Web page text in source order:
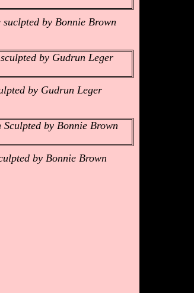
by Bonnie Brown
by Gudrun Leger
by Bonnie Brown